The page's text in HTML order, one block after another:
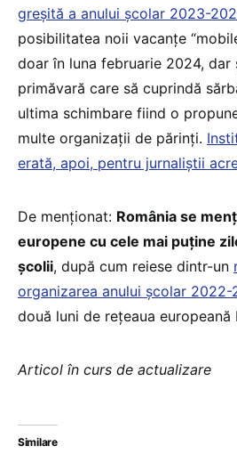
greșită a anului școlar 2023-
posibilitatea noii vacanțe
doar în luna februarie 2024, dar
primăvară care să cuprindă
ultima schimbare fiind o
multe organizații de părinți.
erată, apoi, pentru jurnaliștii
De menționat: România se
europene cu cele mai puține
școlii, după cum reiese dintr-un
organizarea anului școlar 2022-
două luni de rețeaua europeană
Articol în curs de actualizare
Similare